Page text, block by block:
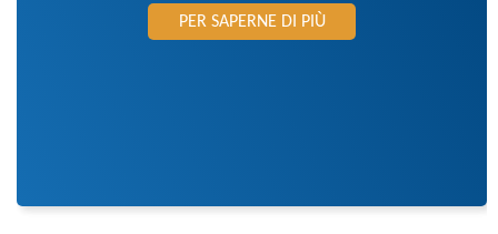
PER SAPERNE DI PIÙ